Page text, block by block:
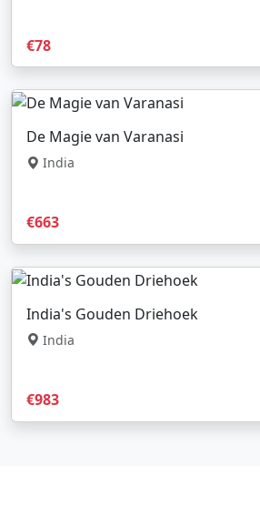
€78
De Magie van Varanasi
India
€663
India's Gouden Driehoek
India
€983